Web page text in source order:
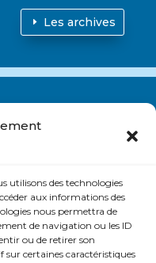
utilisons des technologies
aux informations des
nous permettra de
de navigation ou les ID
ou de retirer son
certaines caractéristiques
Les archives
site
(UE)